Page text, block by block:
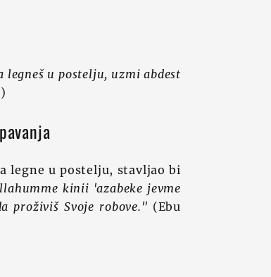
legneš u postelju, uzmi abdest
legne u postelju, stavljao bi
kinii 'azabeke jevme
proživiš Svoje robove." (Ebu